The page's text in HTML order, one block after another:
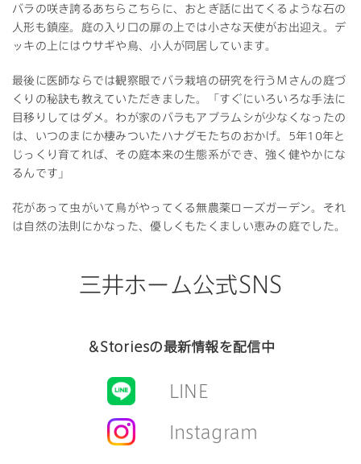
バラの咲き誇るあちらこちらに、おとぎ話に出てくるような石の
人形も鎮座。庭の入り口の扉の上では小さな天使がお出迎え。デ
ッキの上にはウサギや鳥、小人が同居しています。
最後に医師ならでは観察眼でバラ栽培の研究を行うＭさんの庭づ
くりの秘訣も教えていただきました。「すぐにいろいろな手法に
目移りしてはダメ。わが家のバラもアブラムシが少なくなったの
は、いつのまにか棲みついたハナグモたちのおかげ。5年10年と
じっくり育てれば、その庭本来の生態系ができ、強く健やかにな
るんです」
花があって虫がいて鳥がやってくる無農薬ローズガーデン。それ
は自然の法則にかなった、優しくもたくましい恵みの庭でした。
三井ホーム公式SNS
＆Storiesの最新情報を配信中
LINE
Instagram